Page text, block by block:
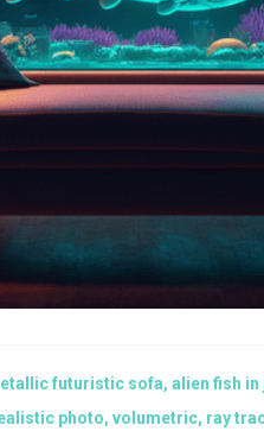
futuristic sofa, alien fish
photo, volumetric, ray